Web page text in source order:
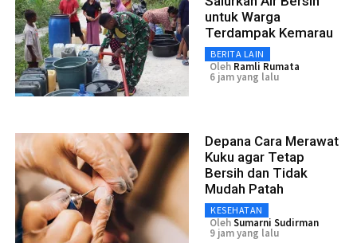
untuk Warga
Terdampak Kemarau
BERITA LAIN
Oleh Ramli Rumata
6 jam yang lalu
Depana Cara Merawat
Kuku agar Tetap
Bersih dan Tidak
Mudah Patah
KESEHATAN
OlehSumarni Sudirman
9 jam yang lalu